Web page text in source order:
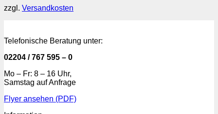
zzgl. Versandkosten
Telefonische Beratung unter:
02204 / 767 595 – 0
Mo – Fr: 8 – 16 Uhr,
Samstag auf Anfrage
Flyer ansehen (PDF)